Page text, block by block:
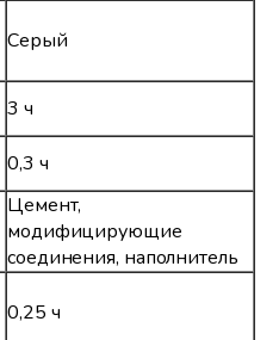
Серый
3 ч
0,3 ч
Цемент,
модифицирующие
соединения, наполнитель
0,25 ч